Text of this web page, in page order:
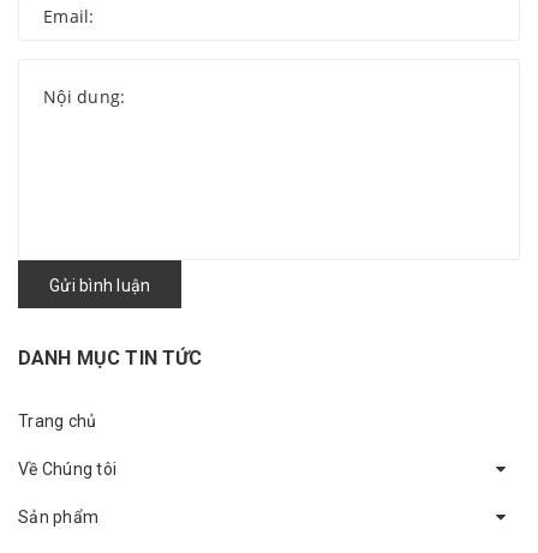
Gửi bình luận
DANH MỤC TIN TỨC
Trang chủ
Về Chúng tôi
Sản phẩm